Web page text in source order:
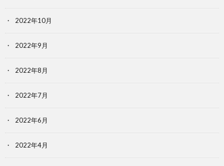
2022年10月
2022年9月
2022年8月
2022年7月
2022年6月
2022年4月